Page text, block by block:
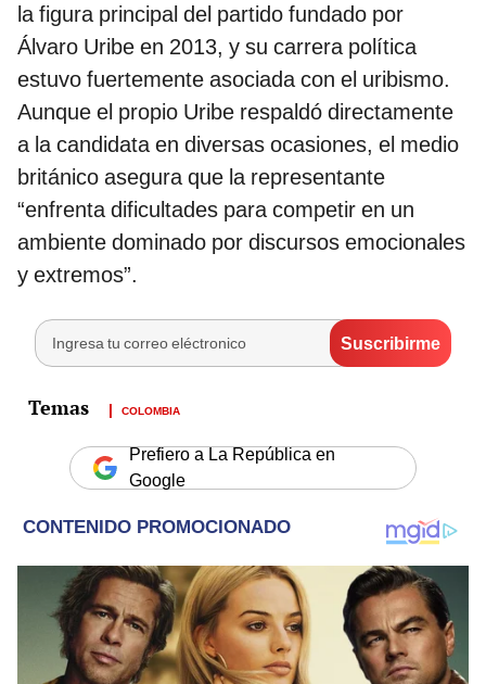
la figura principal del partido fundado por
Álvaro Uribe en 2013, y su carrera política
estuvo fuertemente asociada con el uribismo.
Aunque el propio Uribe respaldó directamente
a la candidata en diversas ocasiones, el medio
británico asegura que la representante
“enfrenta dificultades para competir en un
ambiente dominado por discursos emocionales
y extremos”.
COLOMBIA
Prefiero a La República en
Google